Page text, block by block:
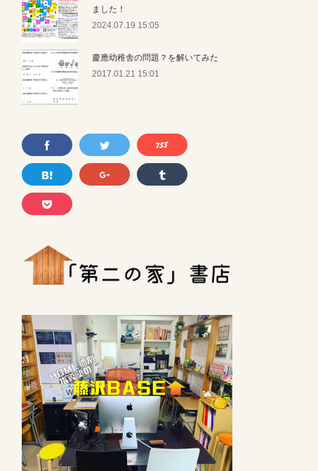
ました！
2024.07.19 15:05
慶應幼稚舎の問題？を解いてみた
2017.01.21 15:01